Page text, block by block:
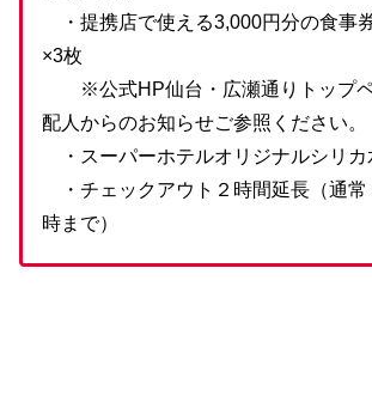
・提携店で使える3,000円分の食事
×3枚
※公式HP仙台・広瀬通りトップペ
配人からのお知らせご参照ください。
・スーパーホテルオリジナルシリカ
・チェックアウト２時間延長（通
時まで）